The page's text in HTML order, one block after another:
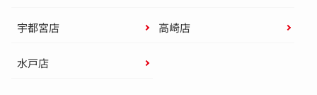
宇都宮店 高崎店
水戸店